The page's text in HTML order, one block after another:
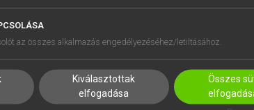
RÓLUNK
ELÉRHETŐSÉG
az összes alkalmazás engedélyezéséhez/letiltásához.
Kiválasztottak
elfogadása
Összes